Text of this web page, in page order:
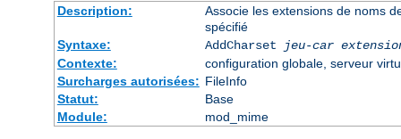
Description:
Associe les extensions de noms
spécifié
Syntaxe:
AddCharset jeu-car
Contexte:
configuration globale, serveur
Surcharges autorisées: FileInfo
Statut:
Base
Module:
mod_mime